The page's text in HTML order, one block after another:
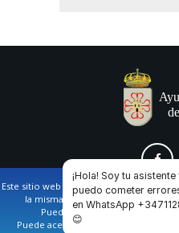
AVISO LEGAL Y POLÍTICA DE
Este sitio web utiliza cookies propias y
la misma y obtener datos
Puede obtener más
Puede aceptar todas las cookies
¡Hola! Soy tu
puedo cometer
en WhatsApp
😊